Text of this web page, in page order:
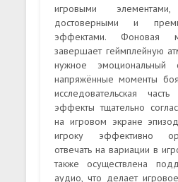
игровыми элементами,
достоверными и
эффектами. Фоновая
завершает геймплейную
нужное
напряжённые моменты
исследовательская
эффекты тщательно
на игровом экране
игроку эффективно
отвечать на вариации в
также осуществлена
аудио, что делает